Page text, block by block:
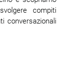
compiti
conversazionali